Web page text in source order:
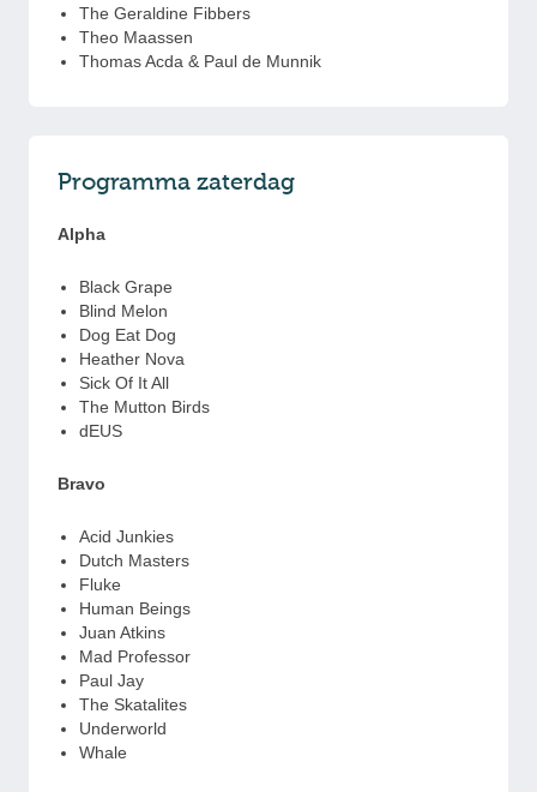
The Geraldine Fibbers
Theo Maassen
Thomas Acda & Paul de Munnik
Programma zaterdag
Alpha
Black Grape
Blind Melon
Dog Eat Dog
Heather Nova
Sick Of It All
The Mutton Birds
dEUS
Bravo
Acid Junkies
Dutch Masters
Fluke
Human Beings
Juan Atkins
Mad Professor
Paul Jay
The Skatalites
Underworld
Whale